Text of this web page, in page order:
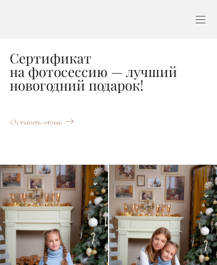
Сертификат
на фотосессию — лучший
новогодний подарок!
Оставить отзыв